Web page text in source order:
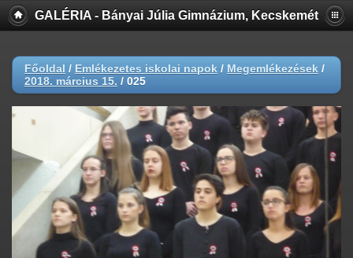
GALÉRIA - Bányai Júlia Gimnázium, Kecskemét
Főoldal / Emlékezetes iskolai napok / Megemlékezések /
2018. március 15. / 025